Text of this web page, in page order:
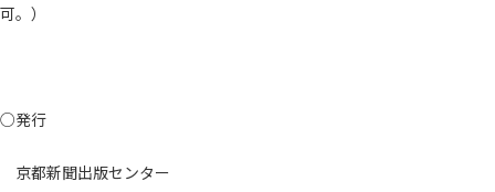
可。）
○発行
京都新聞出版センター